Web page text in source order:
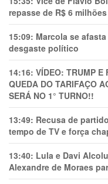
repasse de R$ 6
15:09: Marcola se
desgaste político
14:16: VÍDEO: TRUMP E
QUEDA DO TARIFAÇO
SERÁ NO 1° TURNO!!
13:49: Recusa de
tempo de TV e força
13:40: Lula e Davi
Alexandre de Moraes